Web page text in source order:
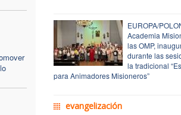
EUROPA/
Academia
las OMP,
durante las
la tradicional
para Animadores Misioneros”
evangelización